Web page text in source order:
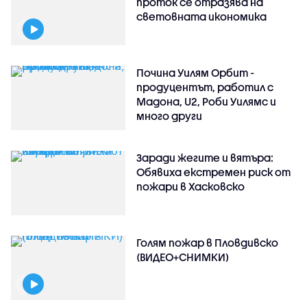
световната икономика
Почина Уилям Орбит -
продуцентът, работил с
Мадона, U2, Роби Уилямс и
много други
Заради жегите и вятъра:
Обявиха екстремен риск от
пожари в Хасковско
Голям пожар в Пловдивско
(ВИДЕО+СНИМКИ)